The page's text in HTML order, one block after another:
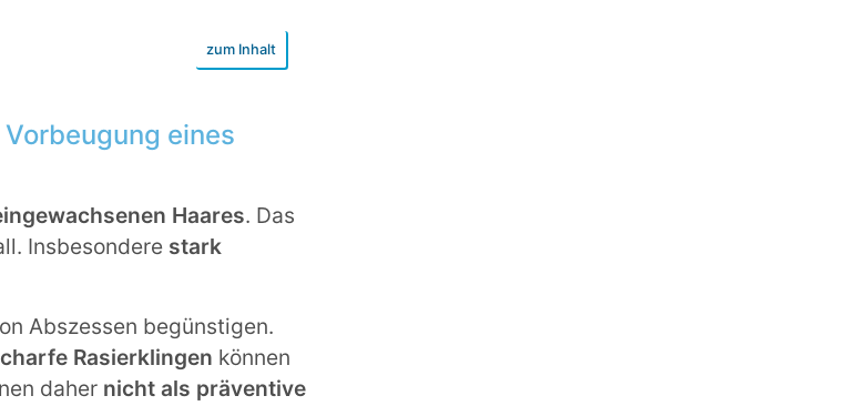
eines
Haares. Das
Insbesondere stark
Abszessen begünstigen.
Rasierklingen können
daher nicht als präventive